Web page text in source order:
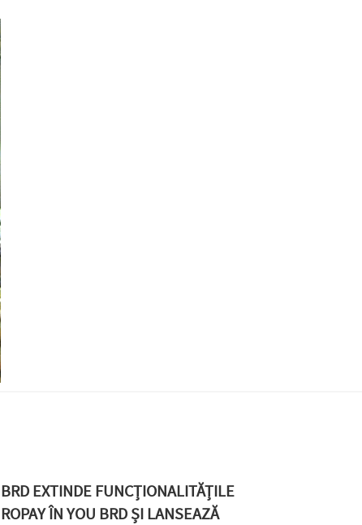
BRD EXTINDE FUNCȚIONALITĂȚILE
ROPAY ÎN YOU BRD ȘI LANSEAZĂ